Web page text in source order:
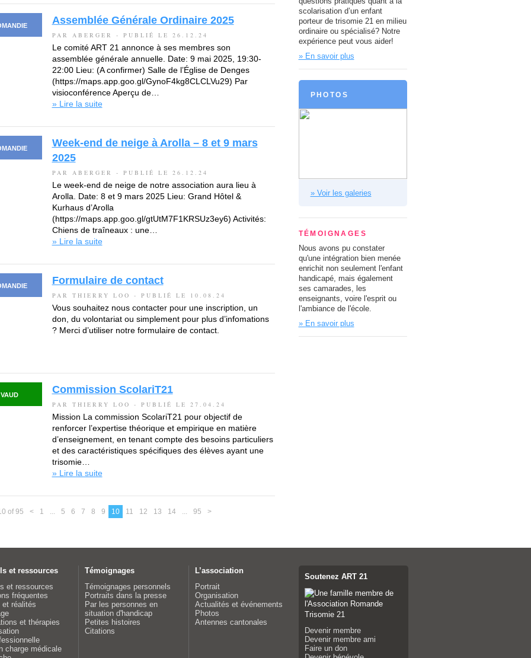
Assemblée Générale Ordinaire 2025
PAR ABERGER - PUBLIÉ LE 26.12.24
Le comité ART 21 annonce à ses membres son
assemblée générale annuelle. Date: 9 mai 2025, 19:30-
22:00 Lieu: (A confirmer) Salle de l’Église de Denges
(https://maps.app.goo.gl/GynoF4kg8CLCLVu29) Par
visioconférence Aperçu de…
» Lire la suite
Week-end de neige à Arolla – 8 et 9 mars
2025
PAR ABERGER - PUBLIÉ LE 26.12.24
Le week-end de neige de notre association aura lieu à
Arolla. Date: 8 et 9 mars 2025 Lieu: Grand Hôtel &
Kurhaus d’Arolla
(https://maps.app.goo.gl/gtUtM7F1KRSUz3ey6) Activités:
Chiens de traîneaux : une…
» Lire la suite
Formulaire de contact
PAR THIERRY LOO - PUBLIÉ LE 10.08.24
Vous souhaitez nous contacter pour une inscription, un
don, du volontariat ou simplement pour plus d’infomations
? Merci d’utiliser notre formulaire de contact.
VAUD Commission ScolariT21
PAR THIERRY LOO - PUBLIÉ LE 27.04.24
Mission La commission ScolariT21 pour objectif de
renforcer l’expertise théorique et empirique en matière
d’enseignement, en tenant compte des besoins particuliers
et des caractéristiques spécifiques des élèves ayant une
trisomie…
» Lire la suite
of 95 < 1 ... 5 6 7 8 9 10 11 12 13 14 ... 95 >
scolarisation d’un enfant
porteur de trisomie 21 en milieu
ordinaire ou spécialisé? Notre
expérience peut vous aider!
» En savoir plus
PHOTOS
» Voir les galeries
TÉMOIGNAGES
Nous avons pu constater
qu'une intégration bien menée
enrichit non seulement l'enfant
handicapé, mais également
ses camarades, les
enseignants, voire l'esprit ou
l'ambiance de l'école.
» En savoir plus
et ressources
et ressources
fréquentes
réalités
et thérapies
charge médicale
Témoignages
Témoignages personnels
Portraits dans la presse
Par les personnes en
situation d'handicap
Petites histoires
Citations
L’association
Portrait
Organisation
Actualités et événements
Photos
Antennes cantonales
Soutenez ART 21
Devenir membre
Devenir membre ami
Faire un don